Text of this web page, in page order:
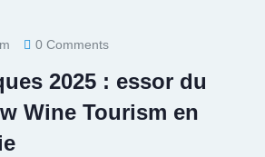
0 Comments
2025 : essor du
Wine Tourism en